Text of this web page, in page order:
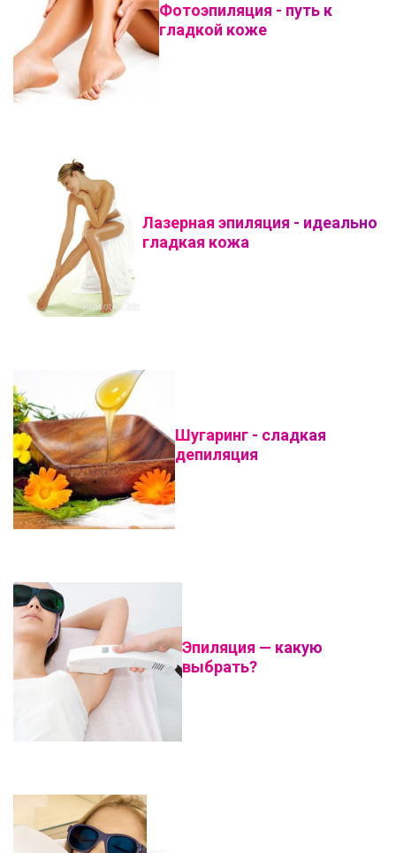
Фотоэпиляция - путь к
гладкой коже
Лазерная эпиляция - идеально
гладкая кожа
Шугаринг - сладкая
депиляция
Эпиляция — какую
выбрать?